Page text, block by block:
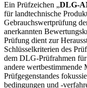
Ein Prüfzeichen „DLG-
für landtechnische
Gebrauchswertprüfung
anerkannten
Prüfung dient zur
Schlüsselkriterien des
dem DLG-Prüfrahmen
andere wertbestimmende
Prüfgegenstandes
bedingungen und -